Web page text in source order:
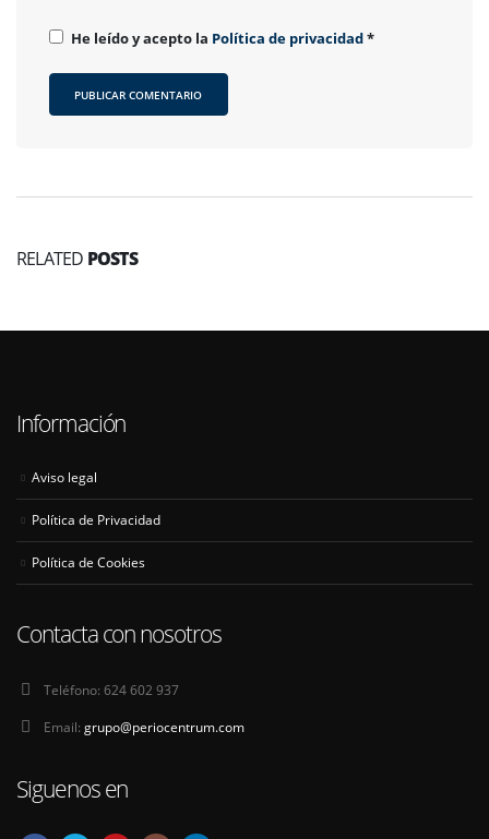
He leído y acepto la Política de privacidad*
RELATED POSTS
Información
Aviso legal
Política de Privacidad
Política de Cookies
Contacta con nosotros
Teléfono: 624 602 937
Email: grupo@periocentrum.com
Siguenos en